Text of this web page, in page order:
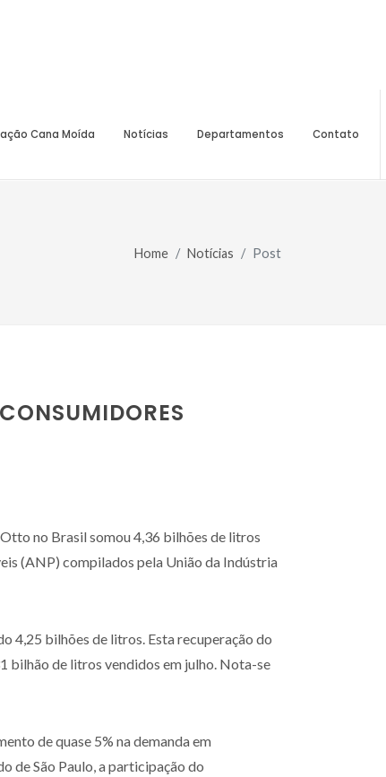
Cana Moída Notícias Departamentos Contato
Home Notícias Post
no Brasil somou 4,36 bilhões de litros
(ANP) compilados pela União da Indústria
4,25 bilhões de litros. Esta recuperação do
bilhão de litros vendidos em julho. Nota-se
de quase 5% na demanda em
de São Paulo, a participação do